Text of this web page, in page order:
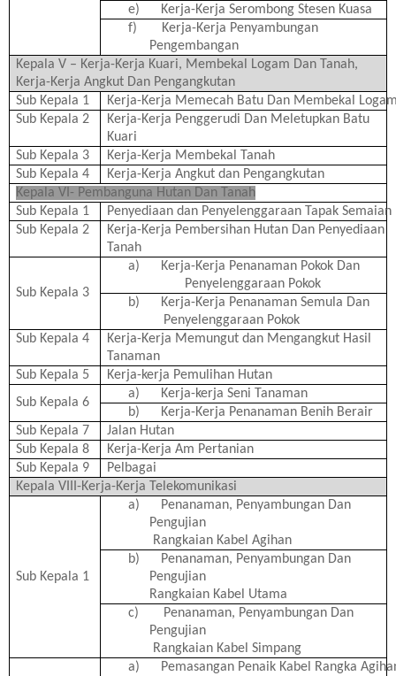
e)
Kerja-Kerja Serombong Stesen Kuasa
f)
Kerja-Kerja Penyambungan
Pengembangan
Kepala V – Kerja-Kerja Kuari, Membekal Logam Dan Tanah,
Kerja-Kerja Angkut Dan Pengangkutan
Sub Kepala 1
Kerja-Kerja Memecah Batu Dan Membekal
Sub Kepala 2
Kerja-Kerja Penggerudi Dan Meletupkan Batu
Kuari
Sub Kepala 3
Kerja-Kerja Membekal Tanah
Sub Kepala 4
Kerja-Kerja Angkut dan Pengangkutan
Kepala VI- Pembanguna Hutan Dan Tanah
Sub Kepala 1
Penyediaan dan Penyelenggaraan Tapak Semaian
Sub Kepala 2
Kerja-Kerja Pembersihan Hutan Dan Penyediaan
Tanah
Sub Kepala 3
a)
Kerja-Kerja Penanaman Pokok Dan
Penyelenggaraan Pokok
b)
Kerja-Kerja Penanaman Semula Dan
Penyelenggaraan Pokok
Sub Kepala 4
Kerja-Kerja Memungut dan Mengangkut Hasil
Tanaman
Sub Kepala 5
Kerja-kerja Pemulihan Hutan
Sub Kepala 6
a)
Kerja-kerja Seni Tanaman
b)
Kerja-Kerja Penanaman Benih Berair
Sub Kepala 7
Jalan Hutan
Sub Kepala 8
Kerja-Kerja Am Pertanian
Sub Kepala 9
Pelbagai
Kepala VIII-Kerja-Kerja Telekomunikasi
Sub Kepala 1
a)
Penanaman, Penyambungan Dan
Pengujian
Rangkaian Kabel Agihan
b)
Penanaman, Penyambungan Dan
Pengujian
Rangkaian Kabel Utama
c)
Penanaman, Penyambungan Dan
Pengujian
Rangkaian Kabel Simpang
a)
Pemasangan Penaik Kabel Rangka